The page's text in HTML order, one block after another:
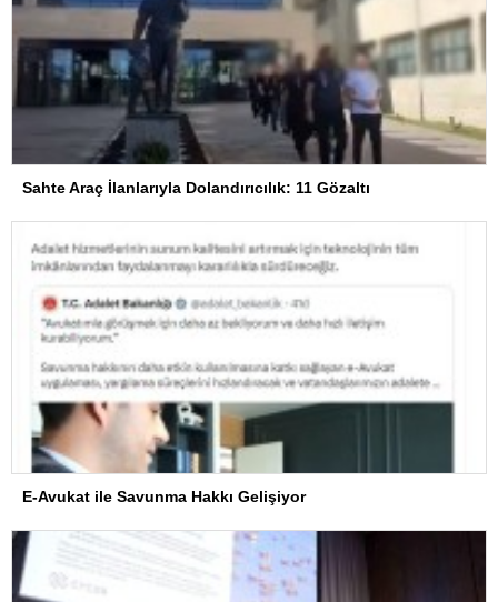
Sahte Araç İlanlarıyla Dolandırıcılık: 11 Gözaltı
E-Avukat ile Savunma Hakkı Gelişiyor